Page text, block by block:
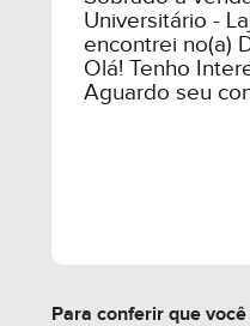
Para conferir que você